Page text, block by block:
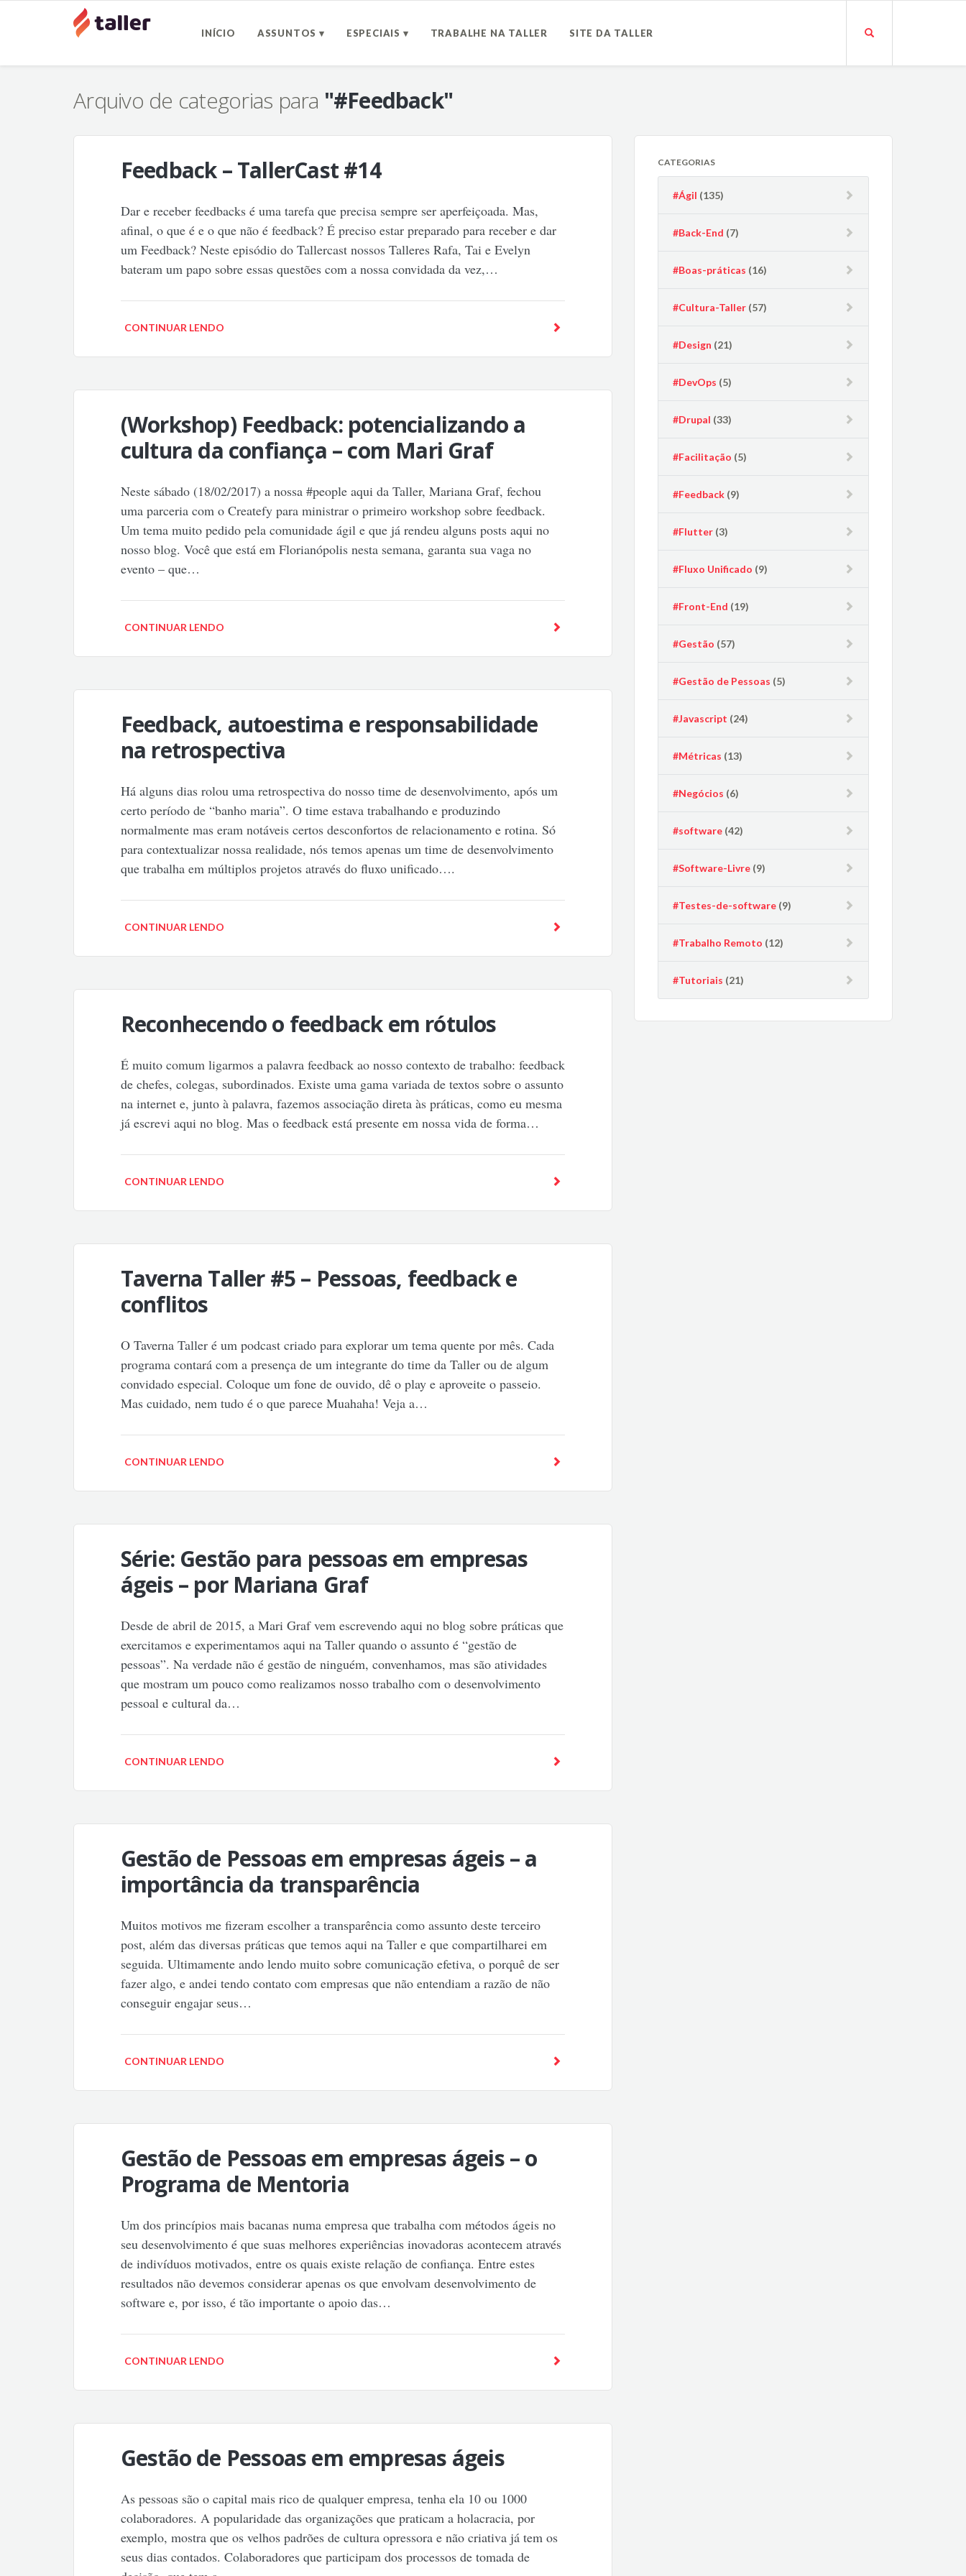
INÍCIO ASSUNTOS ▾ ESPECIAIS ▾ TRABALHE NA TALLER SITE DA TALLER
Arquivo de categorias para "#Feedback"
Feedback – TallerCast #14
Dar e receber feedbacks é uma tarefa que precisa sempre ser aperfeiçoada. Mas,
afinal, o que é e o que não é feedback? É preciso estar preparado para receber e dar
um Feedback? Neste episódio do Tallercast nossos Talleres Rafa, Tai e Evelyn
bateram um papo sobre essas questões com a nossa convidada da vez,…
CONTINUAR LENDO
(Workshop) Feedback: potencializando a
cultura da confiança – com Mari Graf
Neste sábado (18/02/2017) a nossa #people aqui da Taller, Mariana Graf, fechou
uma parceria com o Createfy para ministrar o primeiro workshop sobre feedback.
Um tema muito pedido pela comunidade ágil e que já rendeu alguns posts aqui no
nosso blog. Você que está em Florianópolis nesta semana, garanta sua vaga no
evento – que…
CONTINUAR LENDO
Feedback, autoestima e responsabilidade
na retrospectiva
Há alguns dias rolou uma retrospectiva do nosso time de desenvolvimento, após um
certo período de “banho maria”. O time estava trabalhando e produzindo
normalmente mas eram notáveis certos desconfortos de relacionamento e rotina. Só
para contextualizar nossa realidade, nós temos apenas um time de desenvolvimento
que trabalha em múltiplos projetos através do fluxo unificado….
CONTINUAR LENDO
Reconhecendo o feedback em rótulos
É muito comum ligarmos a palavra feedback ao nosso contexto de trabalho: feedback
de chefes, colegas, subordinados. Existe uma gama variada de textos sobre o assunto
na internet e, junto à palavra, fazemos associação direta às práticas, como eu mesma
já escrevi aqui no blog. Mas o feedback está presente em nossa vida de forma…
CONTINUAR LENDO
Taverna Taller #5 – Pessoas, feedback e
conflitos
O Taverna Taller é um podcast criado para explorar um tema quente por mês. Cada
programa contará com a presença de um integrante do time da Taller ou de algum
convidado especial. Coloque um fone de ouvido, dê o play e aproveite o passeio.
Mas cuidado, nem tudo é o que parece Muahaha! Veja a…
CONTINUAR LENDO
Série: Gestão para pessoas em empresas
ágeis – por Mariana Graf
Desde de abril de 2015, a Mari Graf vem escrevendo aqui no blog sobre práticas que
exercitamos e experimentamos aqui na Taller quando o assunto é “gestão de
pessoas”. Na verdade não é gestão de ninguém, convenhamos, mas são atividades
que mostram um pouco como realizamos nosso trabalho com o desenvolvimento
pessoal e cultural da…
CONTINUAR LENDO
Gestão de Pessoas em empresas ágeis – a
importância da transparência
Muitos motivos me fizeram escolher a transparência como assunto deste terceiro
post, além das diversas práticas que temos aqui na Taller e que compartilharei em
seguida. Ultimamente ando lendo muito sobre comunicação efetiva, o porquê de ser
fazer algo, e andei tendo contato com empresas que não entendiam a razão de não
conseguir engajar seus…
CONTINUAR LENDO
Gestão de Pessoas em empresas ágeis – o
Programa de Mentoria
Um dos princípios mais bacanas numa empresa que trabalha com métodos ágeis no
seu desenvolvimento é que suas melhores experiências inovadoras acontecem através
de indivíduos motivados, entre os quais existe relação de confiança. Entre estes
resultados não devemos considerar apenas os que envolvam desenvolvimento de
software e, por isso, é tão importante o apoio das…
CONTINUAR LENDO
Gestão de Pessoas em empresas ágeis
As pessoas são o capital mais rico de qualquer empresa, tenha ela 10 ou 1000
colaboradores. A popularidade das organizações que praticam a holacracia, por
exemplo, mostra que os velhos padrões de cultura opressora e não criativa já tem os
seus dias contados. Colaboradores que participam dos processos de tomada de
CATEGORIAS
#Ágil (135)
#Back-End (7)
#Boas-práticas (16)
#Cultura-Taller (57)
#Design (21)
#DevOps (5)
#Drupal (33)
#Facilitação (5)
#Feedback (9)
#Flutter (3)
#Fluxo Unificado (9)
#Front-End (19)
#Gestão (57)
#Gestão de Pessoas (5)
#Javascript (24)
#Métricas (13)
#Negócios (6)
#software (42)
#Software-Livre (9)
#Testes-de-software (9)
#Trabalho Remoto (12)
#Tutoriais (21)